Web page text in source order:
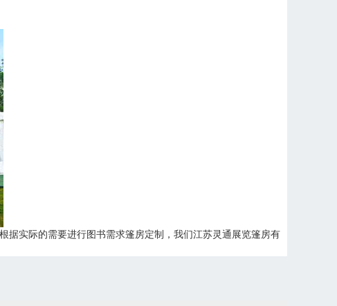
据实际的需要进行图书需求篷房定制，我们江苏灵通展览篷房有